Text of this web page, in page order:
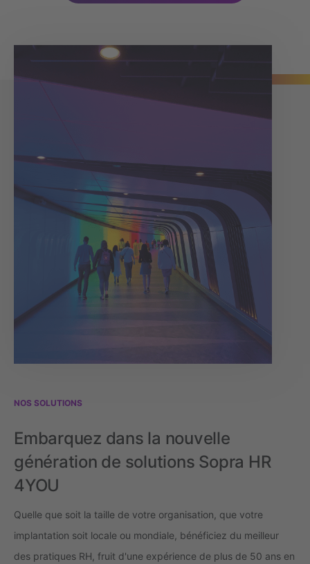
NOS SOLUTIONS
Embarquez dans la nouvelle
génération de solutions Sopra HR
4YOU
Quelle que soit la taille de votre organisation, que votre
implantation soit locale ou mondiale, bénéficiez du meilleur
des pratiques RH, fruit d'une expérience de plus de 50 ans en